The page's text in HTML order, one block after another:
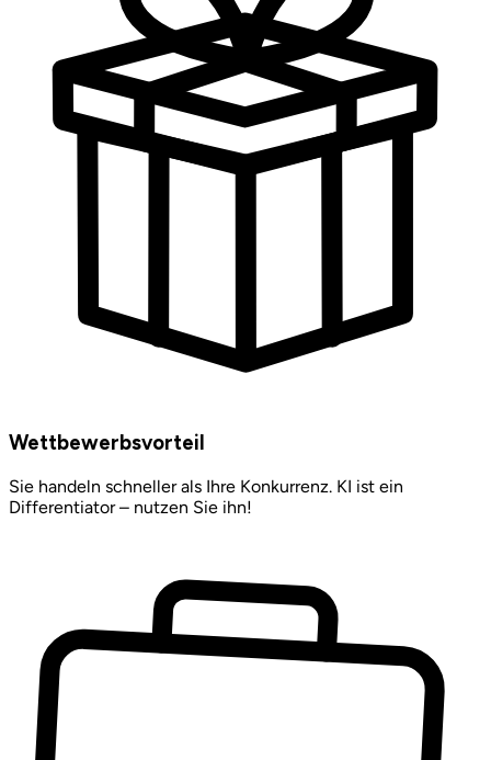
Wettbewerbsvorteil
Sie handeln schneller als Ihre Konkurrenz. KI ist ein
Differentiator – nutzen Sie ihn!